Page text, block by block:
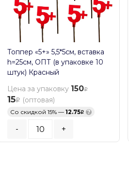
Топпер «5+» 5,5*5см, вставка
h=25см, ОПТ (в упаковке 10
штук) Красный
Цена за упаковку 150
15 (оптовая)
Со скидкой 15% — 12.75 ?
- +